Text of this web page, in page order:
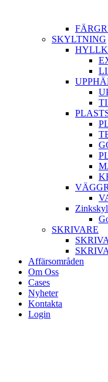
SKYLTNING
SKRIVARE
Affärsområden
Om Oss
Cases
Nyheter
Kontakta
Login